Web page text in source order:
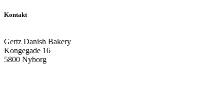
Kontakt
Gertz Danish Bakery
Kongegade 16
5800 Nyborg